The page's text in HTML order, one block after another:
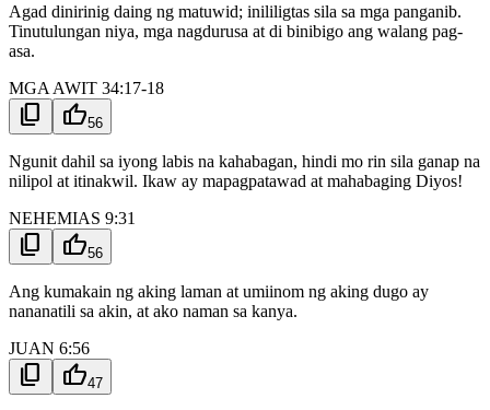
Agad dinirinig daing ng matuwid; inililigtas sila sa mga panganib.
Tinutulungan niya, mga nagdurusa at di binibigo ang walang pag-
asa.
MGA AWIT 34:17-18
content_copy thumb_up56
Ngunit dahil sa iyong labis na kahabagan, hindi mo rin sila ganap na
nilipol at itinakwil. Ikaw ay mapagpatawad at mahabaging Diyos!
NEHEMIAS 9:31
content_copy thumb_up56
Ang kumakain ng aking laman at umiinom ng aking dugo ay
nananatili sa akin, at ako naman sa kanya.
JUAN 6:56
content_copy thumb_up47